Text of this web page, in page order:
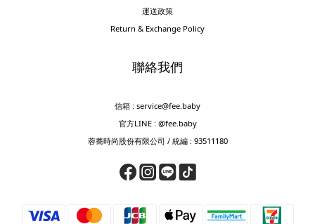
運送政策
Return & Exchange Policy
聯絡我們
信箱 : service@fee.baby
官方LINE : @fee.baby
蓉蕎時尚股份有限公司 / 統編 : 93511180